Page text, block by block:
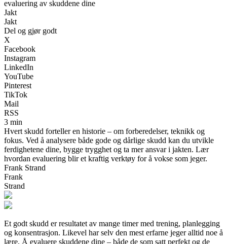
evaluering av skuddene dine
Jakt
Jakt
Del og gjør godt
X
Facebook
Instagram
LinkedIn
YouTube
Pinterest
TikTok
Mail
RSS
3 min
Hvert skudd forteller en historie – om forberedelser, teknikk og
fokus. Ved å analysere både gode og dårlige skudd kan du utvikle
ferdighetene dine, bygge trygghet og ta mer ansvar i jakten. Lær
hvordan evaluering blir et kraftig verktøy for å vokse som jeger.
Frank Strand
Frank
Strand
Et godt skudd er resultatet av mange timer med trening, planlegging
og konsentrasjon. Likevel har selv den mest erfarne jeger alltid noe å
lære. Å evaluere skuddene dine – både de som satt perfekt og de